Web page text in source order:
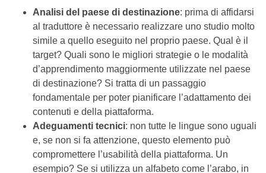
Analisi del paese di destinazione: prima di
affidarsi al traduttore è necessario realizzare uno
studio molto simile a quello eseguito nel proprio
paese. Qual è il target? Quali sono le migliori
strategie o le modalità d’apprendimento
maggiormente utilizzate nel paese di
destinazione? Si tratta di un passaggio
fondamentale per poter pianificare l’adattamento
dei contenuti e della piattaforma.
Adeguamenti tecnici: non tutte le lingue sono
uguali e, se non si fa attenzione, questo elemento